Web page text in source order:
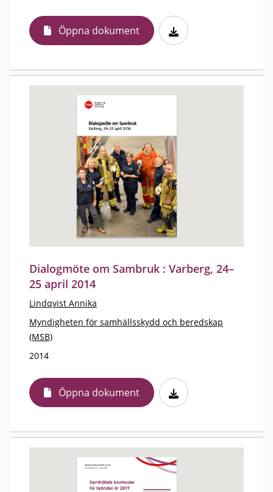
Öppna dokument
Dialogmöte om Sambruk : Varberg, 24–
25 april 2014
Lindqvist Annika
Myndigheten för samhällsskydd och beredskap
(MSB)
2014
Öppna dokument